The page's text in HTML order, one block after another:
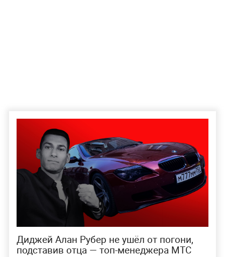
Диджей Алан Рубер не ушёл от погони,
подставив отца — топ-менеджера МТС